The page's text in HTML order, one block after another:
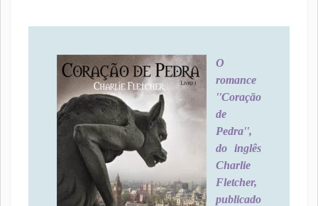
O
romance
''Coração
de
Pedra'',
do inglês
Charlie
Fletcher,
publicado